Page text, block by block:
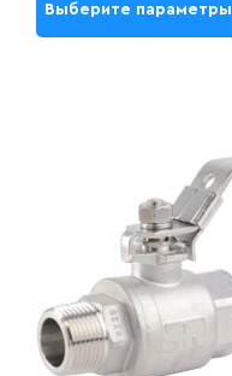
Выберите параметры